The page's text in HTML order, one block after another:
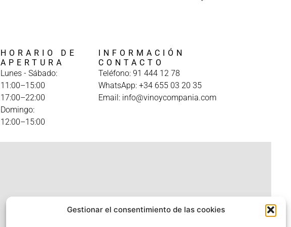
Gestionar el consentimiento de las cookies
HORARIO DE
APERTURA
Lunes - Sábado:
11:00–15:00
17:00–22:00
Domingo:
12:00–15:00
INFORMACIÓN
CONTACTO
Teléfono: 91 444 12 78
WhatsApp: +34 655 03 20 35
Email: info@vinoycompania.com